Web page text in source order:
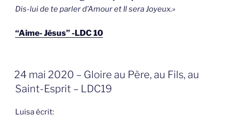
Dis-lui de te parler d’Amour et Il sera Joyeux.»
“Aime- Jésus” -LDC 10
GEPLAATST
OP
24 mai 2020 – Gloire au Père, au Fils, au
Saint-Esprit – LDC19
Luisa écrit: